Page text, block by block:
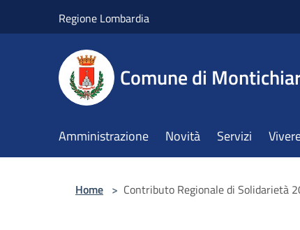
Regione Lombardia
Comune di
Amministrazione Novità Servizi
Home > Contributo Regionale di Solidarietà